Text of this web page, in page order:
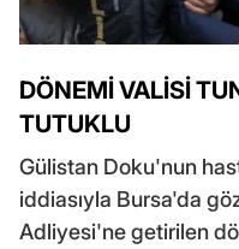
DÖNEMİ VALİSİ
TUTUKLU
Gülistan Doku'nun
iddiasıyla Bursa'da
Adliyesi'ne getirilen